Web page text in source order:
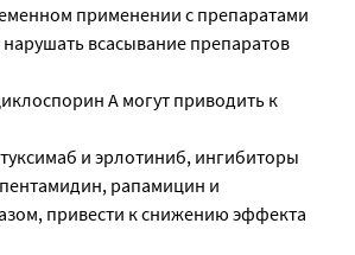
применении с препаратами
всасывание препаратов
А могут приводить к
и эрлотиниб, ингибиторы
рапамицин и
привести к снижению эффекта